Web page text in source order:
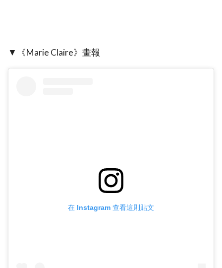
▼《Marie Claire》畫報
在 Instagram 查看這則貼文